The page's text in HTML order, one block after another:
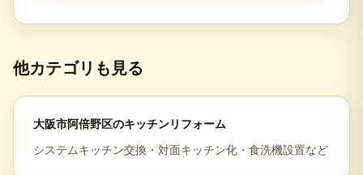
他カテゴリも見る
大阪市阿倍野区のキッチンリフォーム
システムキッチン交換・対面キッチン化・食洗機設置など